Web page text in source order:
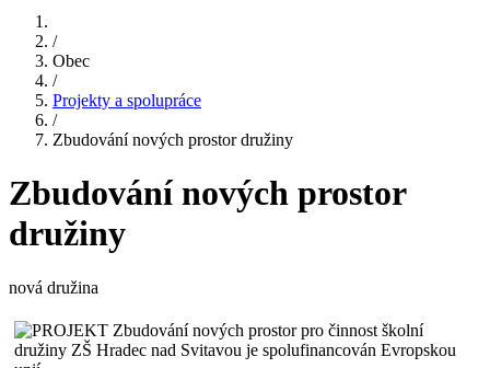
/
Obec
/
Projekty a spolupráce
/
Zbudování nových prostor družiny
Zbudování nových prostor
družiny
nová družina